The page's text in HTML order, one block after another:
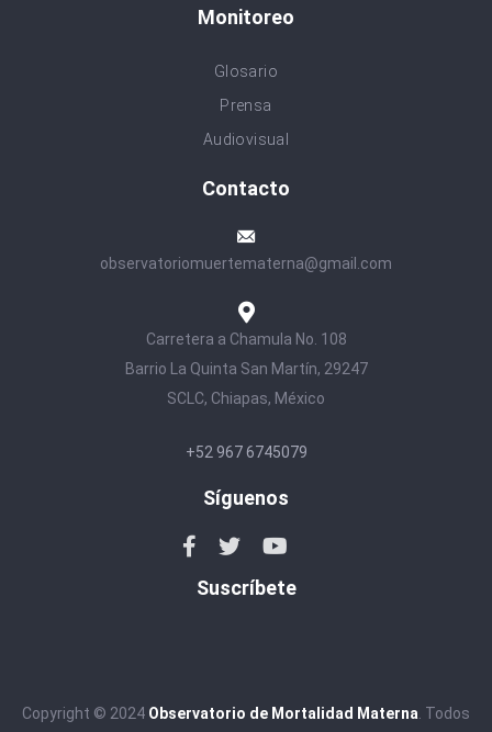
Monitoreo
Glosario
Prensa
Audiovisual
Contacto
observatoriomuertematerna@gmail.com
Carretera a Chamula No. 108
Barrio La Quinta San Martín, 29247
SCLC, Chiapas, México
+52 967 6745079
Síguenos
Suscríbete
Copyright © 2024 Observatorio de Mortalidad Materna . Todos